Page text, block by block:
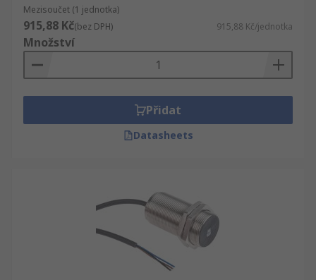
v libovolném odvětví. Mezi běžné aplikace patří
například potravinářský a nápojový průmysl,
robotika, obráběcí stroje, balení a manipulace s
materiály a řada dalších.
Mezisoučet (1 jednotka)
915,88 Kč(bez DPH) 915,88 Kč/jednotka
Množství
Přidat
Datasheets